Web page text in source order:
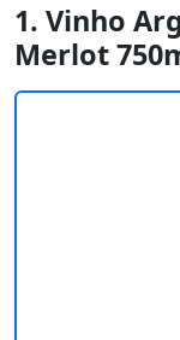
1. Vinho
Merlot